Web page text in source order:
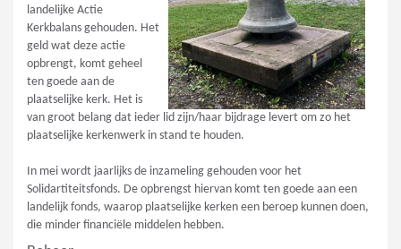
landelijke Actie
Kerkbalans gehouden. Het
geld wat deze actie
opbrengt, komt geheel
ten goede aan de
plaatselijke kerk. Het is
van groot belang dat ieder lid zijn/haar bijdrage levert om zo het
plaatselijke kerkenwerk in stand te houden.
In mei wordt jaarlijks de inzameling gehouden voor het
Solidartiteitsfonds. De opbrengst hiervan komt ten goede aan een
landelijk fonds, waarop plaatselijke kerken een beroep kunnen doen,
die minder financiële middelen hebben.